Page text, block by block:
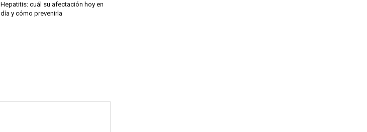
Hepatitis: cuál su afectación hoy en
día y cómo prevenirla